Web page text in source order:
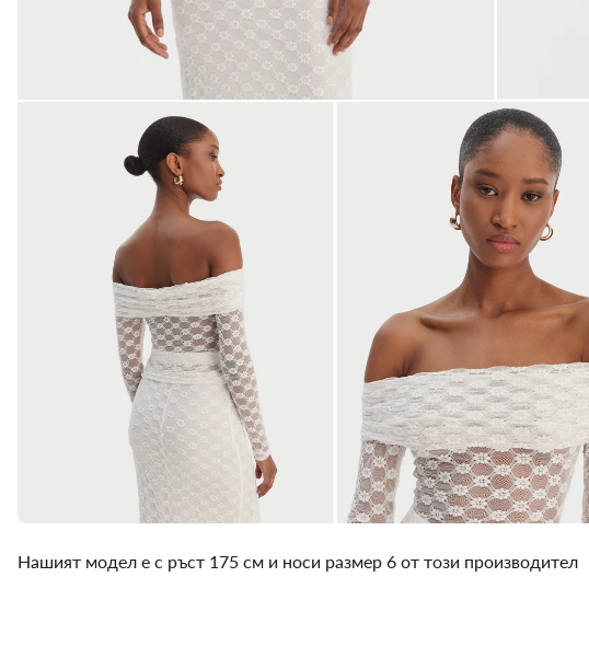
Нашият модел е с ръст 175 см и носи размер 6 от този производител